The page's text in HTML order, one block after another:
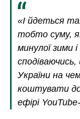
«І йдеться
тобто суму,
минулої зими
України на
коштувати
ефірі